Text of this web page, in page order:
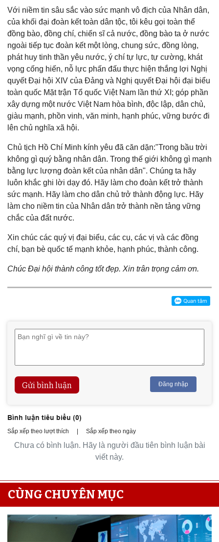
Với niềm tin sâu sắc vào sức mạnh vô địch của Nhân dân,
của khối đại đoàn kết toàn dân tộc, tôi kêu gọi toàn thể
đồng bào, đồng chí, chiến sĩ cả nước, đồng bào ta ở nước
ngoài tiếp tục đoàn kết một lòng, chung sức, đồng lòng,
phát huy tinh thần yêu nước, ý chí tự lực, tự cường, khát
vọng cống hiến, nỗ lực phấn đấu thực hiện thắng lợi Nghị
quyết Đại hội XIV của Đảng và Nghị quyết Đại hội đại biểu
toàn quốc Mặt trận Tổ quốc Việt Nam lần thứ XI; góp phần
xây dựng một nước Việt Nam hòa bình, độc lập, dân chủ,
giàu mạnh, phồn vinh, văn minh, hạnh phúc, vững bước đi
lên chủ nghĩa xã hội.
Chủ tịch Hồ Chí Minh kính yêu đã căn dặn:"Trong bầu trời
không gì quý bằng nhân dân. Trong thế giới không gì mạnh
bằng lực lượng đoàn kết của nhân dân". Chúng ta hãy
luôn khắc ghi lời dạy đó. Hãy làm cho đoàn kết trở thành
sức mạnh. Hãy làm cho dân chủ trở thành động lực. Hãy
làm cho niềm tin của Nhân dân trở thành nền tảng vững
chắc của đất nước.
Xin chúc các quý vị đại biểu, các cụ, các vị và các đồng
chí, bạn bè quốc tế mạnh khỏe, hạnh phúc, thành công.
Chúc Đại hội thành công tốt đẹp. Xin trân trọng cảm ơn.
Gửi bình luận Đăng nhập
Bình luận tiêu biểu (0)
Sắp xếp theo lượt thích | Sắp xếp theo ngày
Chưa có bình luận. Hãy là người đầu tiên bình luận bài
viết này.
CÙNG CHUYÊN MỤC